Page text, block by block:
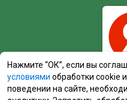
Нажмите “ОК”, если вы
условиями обработки cookie
поведении на сайте,